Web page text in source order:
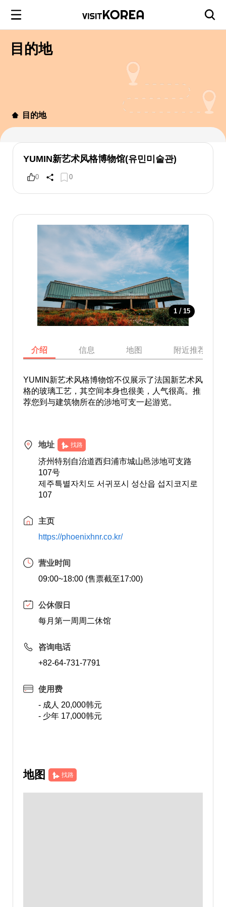
目的地
目的地
YUMIN新艺术风格博物馆(유민미술관)
0 0
1 / 15
介绍 信息 地图 附近推荐景点
YUMIN新艺术风格博物馆不仅展示了法国新艺术风
格的玻璃工艺，其空间本身也很美，人气很高。推
荐您到与建筑物所在的涉地可支一起游览。
地址 找路
济州特别自治道西归浦市城山邑涉地可支路
107号
제주특별자치도 서귀포시 성산읍 섭지코지로
107
主页
https://phoenixhnr.co.kr/
营业时间
09:00~18:00 (售票截至17:00)
公休假日
每月第一周周二休馆
咨询电话
+82-64-731-7791
使用费
- 成人 20,000韩元
- 少年 17,000韩元
地图 找路